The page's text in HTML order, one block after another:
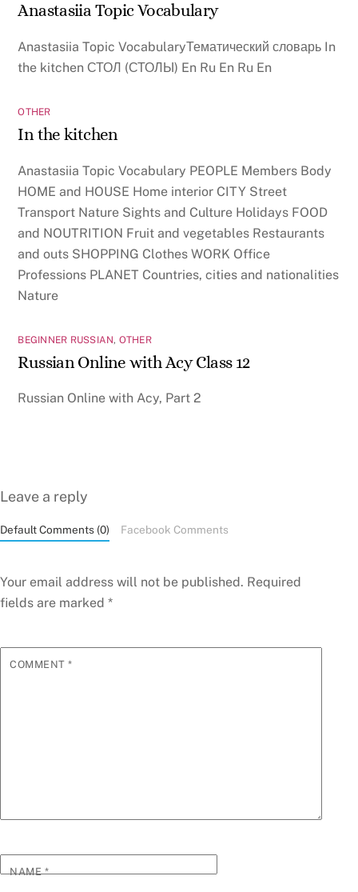
Anastasiia Topic Vocabulary
Anastasiia Topic VocabularyТематический словарь In
the kitchen СТОЛ (СТОЛЫ) En Ru En Ru En
OTHER
In the kitchen
Anastasiia Topic Vocabulary PEOPLE Members Body
HOME and HOUSE Home interior CITY Street
Transport Nature Sights and Culture Holidays FOOD
and NOUTRITION Fruit and vegetables Restaurants
and outs SHOPPING Clothes WORK Office
Professions PLANET Countries, cities and nationalities
Nature
BEGINNER RUSSIAN, OTHER
Russian Online with Acy Class 12
Russian Online with Acy, Part 2
Leave a reply
Default Comments (0) Facebook Comments
Your email address will not be published. Required
fields are marked *
COMMENT*
NAME*